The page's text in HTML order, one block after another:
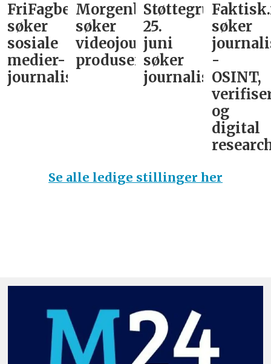
FriFagbevegelse
søker
sosiale
medier-
journalist
Morgenbladet
søker
videojournalist/podkast-
produsent
Støttegruppa
25.
juni
søker
journalist
søker
-
OSINT,
og
digital
Se alle ledige stillinger her